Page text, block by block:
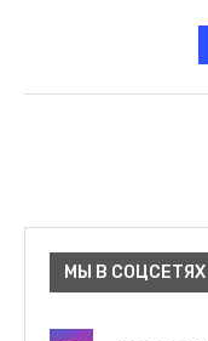
МЫ В СОЦСЕТЯХ